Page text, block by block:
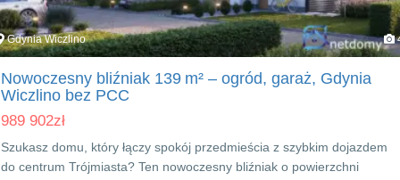
Gdynia Wiczlino
Nowoczesny bliźniak 139 m² – ogród, garaż, Gdynia
Wiczlino bez PCC
989 902zł
Szukasz domu, który łączy spokój przedmieścia z szybkim dojazdem
do centrum Trójmiasta? Ten nowoczesny bliźniak o powierzchni